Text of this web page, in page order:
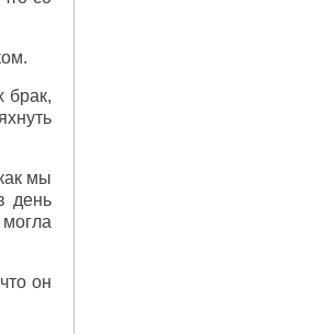
брак,
мы
день
он